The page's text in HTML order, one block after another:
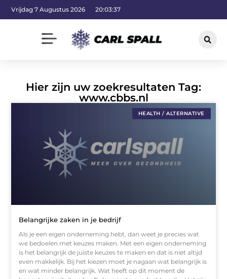
Vrijdag 7 Augustus 2026 20:03:38
Hier zijn uw zoekresultaten Tag:
www.cbbs.nl
HEALTH / ALTERNATIVE
Belangrijke zaken in je bedrijf
Als je een eigen onderneming hebt, dan weet je precies wat
we bedoelen met keuzes maken. Met een eigen onderneming
is het belangrijk de juiste keuzes te maken en dat is niet altijd
even makkelijk. Bij het kiezen moet je nagaan wat belangrijk is
en wat minder belangrijk. Wat heeft op dit moment de